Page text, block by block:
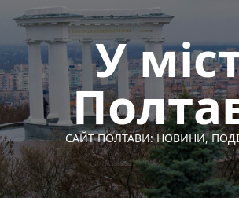
Перейти
вмісту
У
САЙТ ПОЛТАВИ: НОВИНИ,